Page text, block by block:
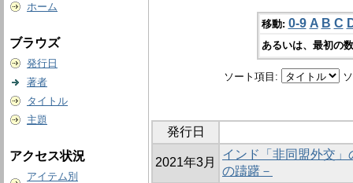
ホーム
ブラウズ
発行日
著者
タイトル
主題
アクセス状況
アイテム別
移動: 0-9 A B C
あるいは、最初の
ソート項目:
発行日
2021年3月
インド「非同盟外交
の躊躇－